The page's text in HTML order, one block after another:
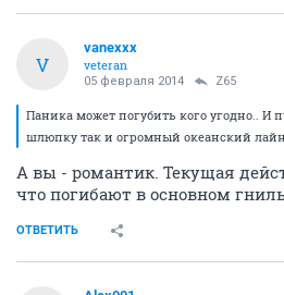
V
vanexxx
veteran
05 февраля 2014 Z65
Паника может погубить кого угодно.. И
шлюпку так и огромный океанский
А вы - романтик. Текущая
что погибают в основном
ОТВЕТИТЬ